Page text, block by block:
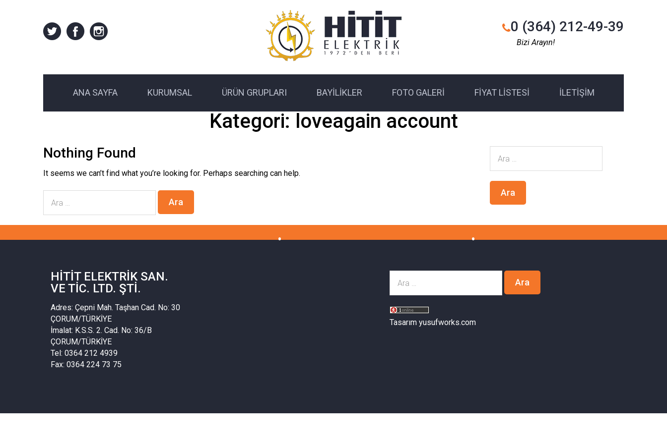
0 (364) 212-49-39
Bizi Arayın!
ANA SAYFA KURUMSAL ÜRÜN GRUPLARI BAYILIKLER FOTO GALERI FIYAT LISTESI İLETIŞIM
Kategori: loveagain account
Nothing Found
It seems we can’t find what you’re looking for. Perhaps searching can help.
HITIT ELEKTRIK SAN.
VE TIC. LTD. ŞTI.
Adres: Çepni Mah. Taşhan Cad. No: 30
ÇORUM/TÜRKİYE
İmalat: K.S.S. 2. Cad. No: 36/B
ÇORUM/TÜRKİYE
Tel: 0364 212 4939
Fax: 0364 224 73 75
Tasarım yusufworks.com